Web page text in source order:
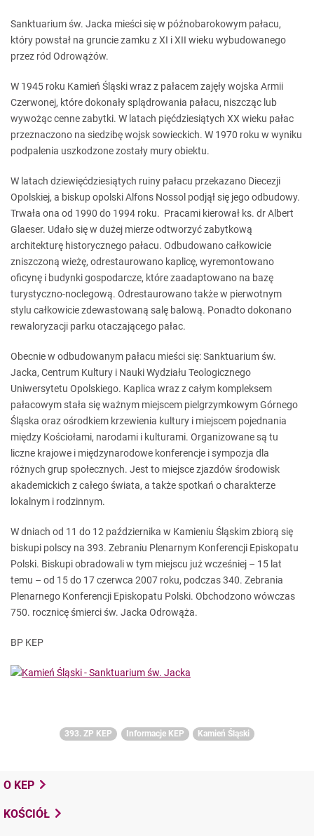
Sanktuarium św. Jacka mieści się w późnobarokowym pałacu,
który powstał na gruncie zamku z XI i XII wieku wybudowanego
przez ród Odrowążów.
W 1945 roku Kamień Śląski wraz z pałacem zajęły wojska Armii
Czerwonej, które dokonały splądrowania pałacu, niszcząc lub
wywożąc cenne zabytki. W latach pięćdziesiątych XX wieku pałac
przeznaczono na siedzibę wojsk sowieckich. W 1970 roku w wyniku
podpalenia uszkodzone zostały mury obiektu.
W latach dziewięćdziesiątych ruiny pałacu przekazano Diecezji
Opolskiej, a biskup opolski Alfons Nossol podjął się jego odbudowy.
Trwała ona od 1990 do 1994 roku. Pracami kierował ks. dr Albert
Glaeser. Udało się w dużej mierze odtworzyć zabytkową
architekturę historycznego pałacu. Odbudowano całkowicie
zniszczoną wieżę, odrestaurowano kaplicę, wyremontowano
oficynę i budynki gospodarcze, które zaadaptowano na bazę
turystyczno-noclegową. Odrestaurowano także w pierwotnym
stylu całkowicie zdewastowaną salę balową. Ponadto dokonano
rewaloryzacji parku otaczającego pałac.
Obecnie w odbudowanym pałacu mieści się: Sanktuarium św.
Jacka, Centrum Kultury i Nauki Wydziału Teologicznego
Uniwersytetu Opolskiego. Kaplica wraz z całym kompleksem
pałacowym stała się ważnym miejscem pielgrzymkowym Górnego
Śląska oraz ośrodkiem krzewienia kultury i miejscem pojednania
między Kościołami, narodami i kulturami. Organizowane są tu
liczne krajowe i międzynarodowe konferencje i sympozja dla
różnych grup społecznych. Jest to miejsce zjazdów środowisk
akademickich z całego świata, a także spotkań o charakterze
lokalnym i rodzinnym.
W dniach od 11 do 12 października w Kamieniu Śląskim zbiorą się
biskupi polscy na 393. Zebraniu Plenarnym Konferencji Episkopatu
Polski. Biskupi obradowali w tym miejscu już wcześniej – 15 lat
temu – od 15 do 17 czerwca 2007 roku, podczas 340. Zebrania
Plenarnego Konferencji Episkopatu Polski. Obchodzono wówczas
750. rocznicę śmierci św. Jacka Odrowąża.
BP KEP
393. ZP KEP Informacje KEP Kamień Śląski
O KEP
KOŚCIÓŁ